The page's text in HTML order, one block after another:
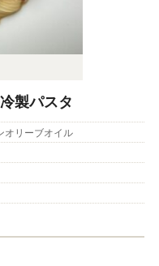
製パスタ
オリーブオイル